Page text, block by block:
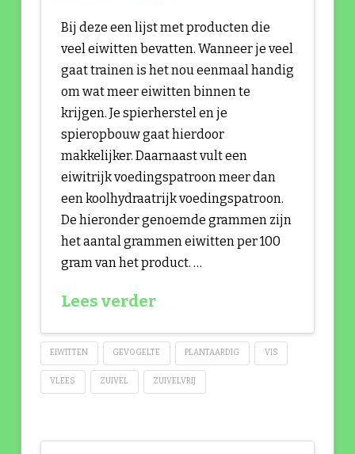
Bij deze een lijst met producten die
veel eiwitten bevatten. Wanneer je veel
gaat trainen is het nou eenmaal handig
om wat meer eiwitten binnen te
krijgen. Je spierherstel en je
spieropbouw gaat hierdoor
makkelijker. Daarnaast vult een
eiwitrijk voedingspatroon meer dan
een koolhydraatrijk voedingspatroon.
De hieronder genoemde grammen zijn
het aantal grammen eiwitten per 100
gram van het product. …
Lees verder
EIWITTEN GEVOGELTE PLANTAARDIG VIS
VLEES ZUIVEL ZUIVELVRIJ